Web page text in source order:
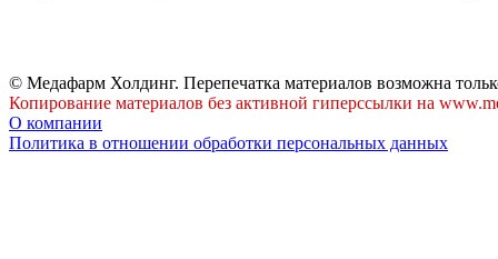
© Медафарм Холдинг. Перепечатка материалов возможна
Копирование материалов без активной гиперссылки на
О компании
Политика в отношении обработки персональных данных